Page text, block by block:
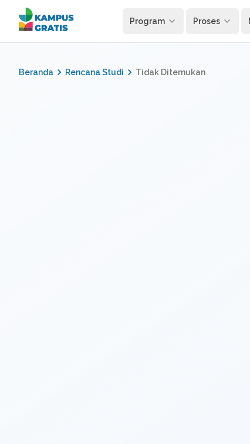
Langsung ke konten utama
Program Proses
Beranda Rencana Studi Tidak Ditemukan